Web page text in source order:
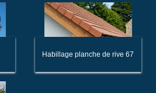
Habillage planche de rive 67